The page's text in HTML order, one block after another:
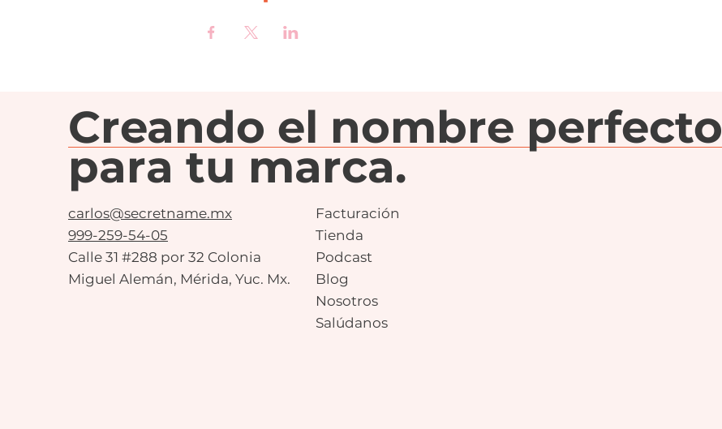
Creando el nombre perfecto
para tu marca.
carlos@secretname.mx
999-259-54-05
Calle 31 #288 por 32 Colonia
Miguel Alemán, Mérida, Yuc. Mx.
Facturación
Tienda
Podcast
Blog
Nosotros
Salúdanos